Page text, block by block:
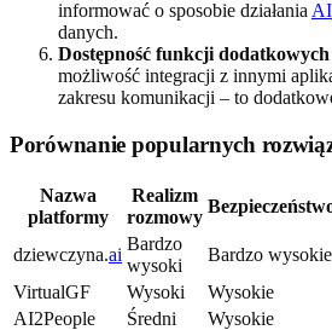
informować o sposobie działaniaAI
danych.
Dostępność funkcji dodatkowych
możliwość integracji z innymi
zakresu komunikacji – to
Porównanie popularnych
Nazwa
platformy
Realizm
rozmowy
dziewczyna.ai
Bardzo
wysoki
Bardzo wysokie
VirtualGF
Wysoki Wysokie
AI2People
Średni Wysokie